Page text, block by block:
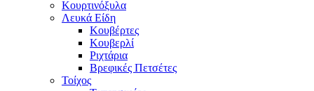
Κουρτινόξυλα
Λευκά Είδη
Κουβέρτες
Κουβερλί
Ριχτάρια
Βρεφικές Πετσέτες
Τοίχος